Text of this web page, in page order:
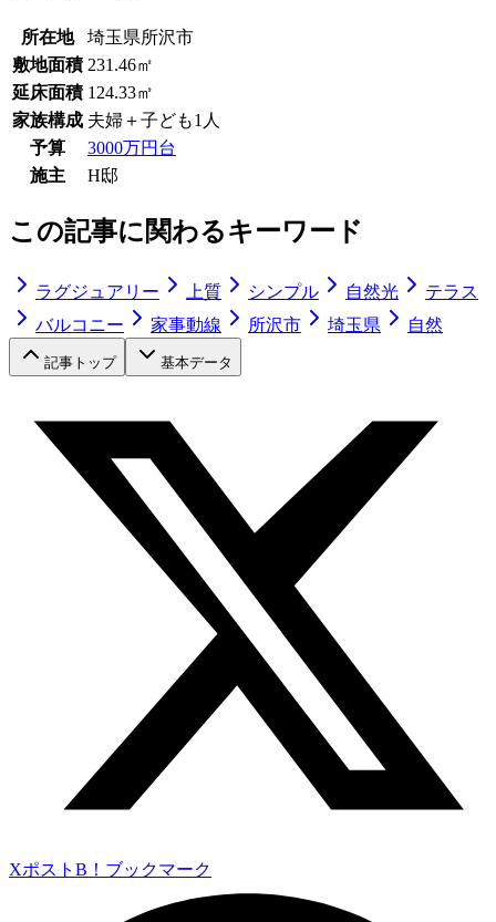
所在地
埼玉県所沢市
敷地面積 231.46㎡
延床面積 124.33㎡
家族構成 夫婦＋子ども1人
予算
3000万円台
施主
H邸
この記事に関わるキーワード
ラグジュアリー 上質 シンプル 自然光
テラス
バルコニー
家事動線 所沢市 埼玉県 自然
記事トップ 基本データ
Xポスト B！ブックマーク